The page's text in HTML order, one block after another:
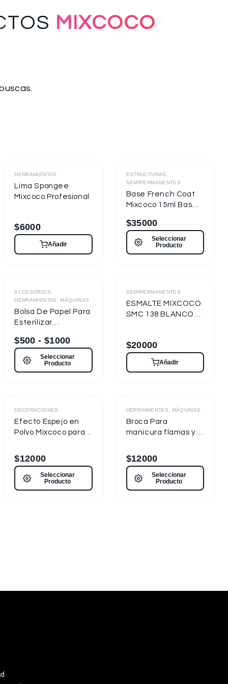
MIXCOCO
Destacado
HERRAMIENTAS
Lima Spongee
Mixcoco Profesional
$6000
Añadir
Destacado
ESTRUCTURAS,
SEMIPERMANENTES
Base French Coat
Mixcoco 15ml Base
$35000
Seleccionar
Producto
ACCESORIOS,
HERRAMIENTAS, MÁQUINAS
Bolsa De Papel Para
Esterilizar
$500 - $1000
Seleccionar
Producto
Destacado
SEMIPERMANENTES
ESMALTE MIXCOCO
SMC 138 BLANCO
$20000
Añadir
Destacado
DECORACIONES
Efecto Espejo en
Polvo Mixcoco para
$12000
Seleccionar
Producto
HERRAMIENTAS, MÁQUINAS
Broca Para
manicura flamas y
$12000
Seleccionar
Producto